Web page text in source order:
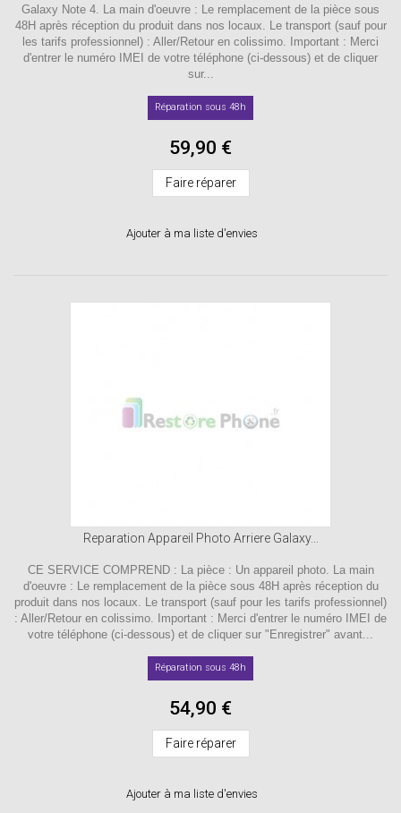
Galaxy Note 4. La main d'oeuvre : Le remplacement de la pièce sous
48H après réception du produit dans nos locaux. Le transport (sauf pour
les tarifs professionnel) : Aller/Retour en colissimo. Important : Merci
d'entrer le numéro IMEI de votre téléphone (ci-dessous) et de cliquer
sur...
Réparation sous 48h
59,90 €
Faire réparer
Ajouter à ma liste d'envies
Reparation Appareil Photo Arriere Galaxy...
CE SERVICE COMPREND : La pièce : Un appareil photo. La main
d'oeuvre : Le remplacement de la pièce sous 48H après réception du
produit dans nos locaux. Le transport (sauf pour les tarifs professionnel)
: Aller/Retour en colissimo. Important : Merci d'entrer le numéro IMEI de
votre téléphone (ci-dessous) et de cliquer sur "Enregistrer" avant...
Réparation sous 48h
54,90 €
Faire réparer
Ajouter à ma liste d'envies